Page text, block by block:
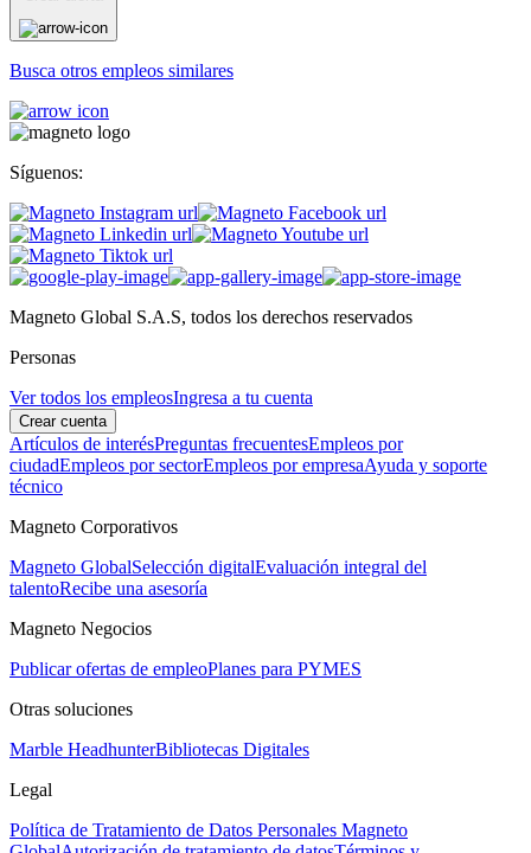
Busca otros empleos similares
Síguenos:
Magneto Global S.A.S, todos los derechos reservados
Personas
Ver todos los empleosIngresa a tu cuenta
Crear cuenta
Artículos de interésPreguntas frecuentesEmpleos por
ciudadEmpleos por sectorEmpleos por empresaAyuda y soporte
técnico
Magneto Corporativos
Magneto GlobalSelección digitalEvaluación integral del
talentoRecibe una asesoría
Magneto Negocios
Publicar ofertas de empleoPlanes para PYMES
Otras soluciones
Marble HeadhunterBibliotecas Digitales
Legal
Política de Tratamiento de Datos Personales Magneto